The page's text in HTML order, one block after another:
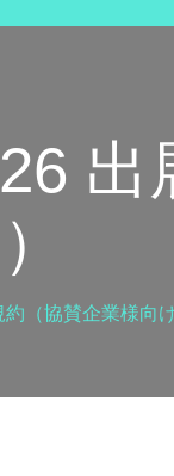
出
約（協賛企業様向